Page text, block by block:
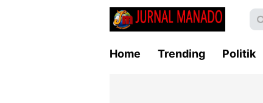
Home Trending Politik